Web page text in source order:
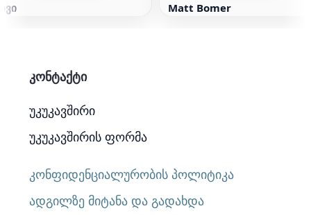
Matt Bomer
კონტაქტი
უკუკავშირი
უკუკავშირის ფორმა
კონფიდენციალურობის პოლიტიკა
ადგილზე მიტანა და გადახდა